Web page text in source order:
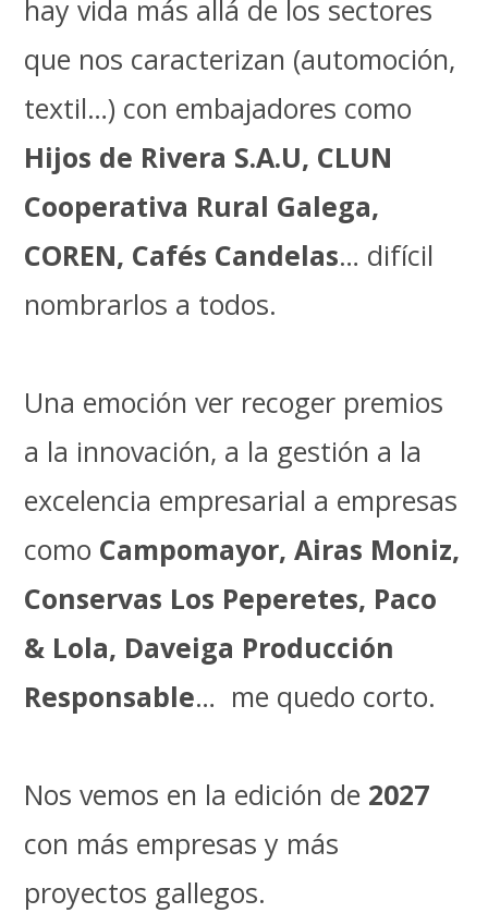
hay vida más allá de los sectores
que nos caracterizan (automoción,
textil…) con embajadores como
Hijos de Rivera S.A.U, CLUN
Cooperativa Rural Galega,
COREN, Cafés Candelas… difícil
nombrarlos a todos.
Una emoción ver recoger premios
a la innovación, a la gestión a la
excelencia empresarial a empresas
como Campomayor, Airas Moniz,
Conservas Los Peperetes, Paco
& Lola, Daveiga Producción
Responsable… me quedo corto.
Nos vemos en la edición de 2027
con más empresas y más
proyectos gallegos.